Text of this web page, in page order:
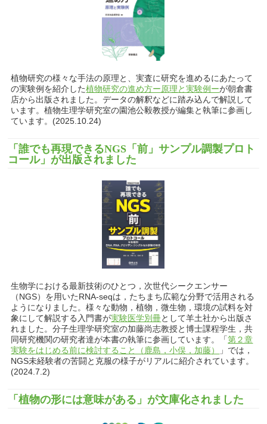
植物研究の様々な手法の原理と、実査に研究を進めるにあたって
の実験例を紹介した植物研究の進め方ー原理と実験例ーが朝倉書
店から出版されました。データの解釈などに踏み込んで解説して
います。植物生理学研究室の園池公毅教授が編集と執筆に参画し
ています。(2025.10.24)
「誰でも再現できるNGS「前」サンプル調製プロト
コール」が出版されました
生物学における最新技術のひとつ，次世代シークエンサー
（NGS）を用いたRNA-seqは，たちまち広範な分野で活用される
ようになりました。様々な動物，植物，微生物，環境の試料を対
象にして解説する入門書が実験医学別冊として羊土社から出版さ
れました。分子生理学研究室の加藤尚志教授と博士課程学生，共
同研究機関の研究者達が本書の執筆に参画しています。「第２章
実験をはじめる前に検討すること（鹿島，小俣，加藤）
」では，
NGS未経験者の苦闘と克服の様子がリアルに紹介されています。
(2024.7.2)
「植物の形には意味がある」が文庫化されました